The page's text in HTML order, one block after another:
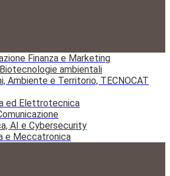
Finanza e Marketing
ambientali
Ambiente e Territorio, TECNOCAT
ed Elettrotecnica
AI e Cybersecurity
e Meccatronica